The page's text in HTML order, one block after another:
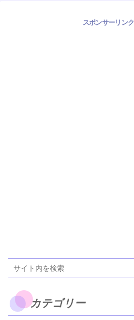
スポンサーリンク
カテゴリー